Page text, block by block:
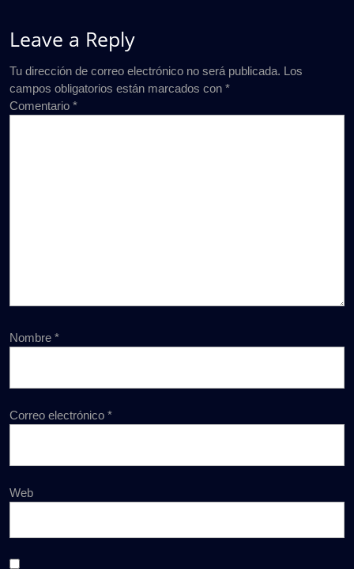
Leave a Reply
Tu dirección de correo electrónico no será publicada. Los
campos obligatorios están marcados con *
Comentario *
Nombre *
Correo electrónico *
Web